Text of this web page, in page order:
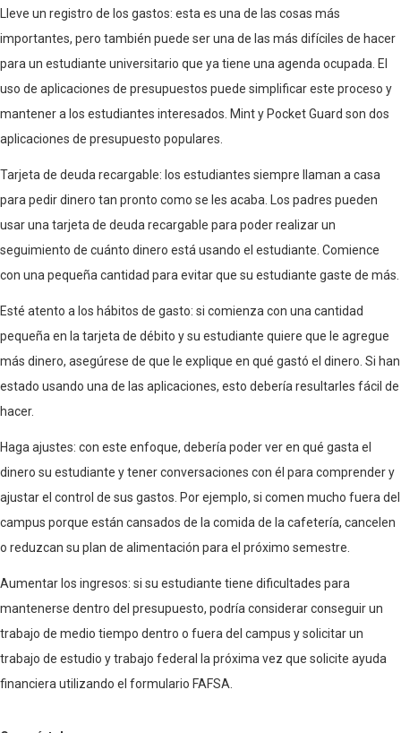
Lleve un registro de los gastos: esta es una de las cosas más
importantes, pero también puede ser una de las más difíciles de hacer
para un estudiante universitario que ya tiene una agenda ocupada. El
uso de aplicaciones de presupuestos puede simplificar este proceso y
mantener a los estudiantes interesados. Mint y Pocket Guard son dos
aplicaciones de presupuesto populares.
Tarjeta de deuda recargable: los estudiantes siempre llaman a casa
para pedir dinero tan pronto como se les acaba. Los padres pueden
usar una tarjeta de deuda recargable para poder realizar un
seguimiento de cuánto dinero está usando el estudiante. Comience
con una pequeña cantidad para evitar que su estudiante gaste de más.
Esté atento a los hábitos de gasto: si comienza con una cantidad
pequeña en la tarjeta de débito y su estudiante quiere que le agregue
más dinero, asegúrese de que le explique en qué gastó el dinero. Si han
estado usando una de las aplicaciones, esto debería resultarles fácil de
hacer.
Haga ajustes: con este enfoque, debería poder ver en qué gasta el
dinero su estudiante y tener conversaciones con él para comprender y
ajustar el control de sus gastos. Por ejemplo, si comen mucho fuera del
campus porque están cansados de la comida de la cafetería, cancelen
o reduzcan su plan de alimentación para el próximo semestre.
Aumentar los ingresos: si su estudiante tiene dificultades para
mantenerse dentro del presupuesto, podría considerar conseguir un
trabajo de medio tiempo dentro o fuera del campus y solicitar un
trabajo de estudio y trabajo federal la próxima vez que solicite ayuda
financiera utilizando el formulario FAFSA.